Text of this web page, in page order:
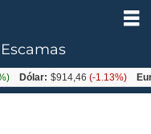
Dólar: $914,46(-1.13%)